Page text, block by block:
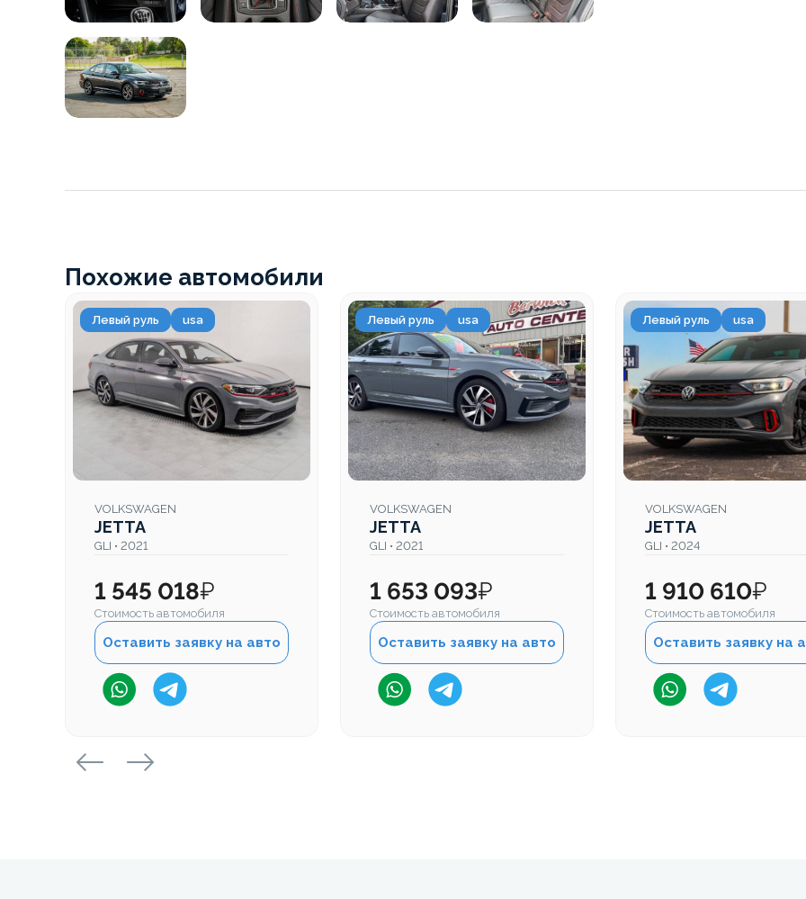
Похожие автомобили
Левый руль usa
VOLKSWAGEN
JETTA
GLI • 2021
1 545 018₽
Стоимость автомобиля
Оставить заявку на авто
Левый руль usa
VOLKSWAGEN
JETTA
GLI • 2021
1 653 093₽
Стоимость автомобиля
Оставить заявку на авто
Левый руль usa
VOLKSWAGEN
JETTA
GLI • 2024
1 910 610₽
Стоимость автомобиля
Оставить заявку на